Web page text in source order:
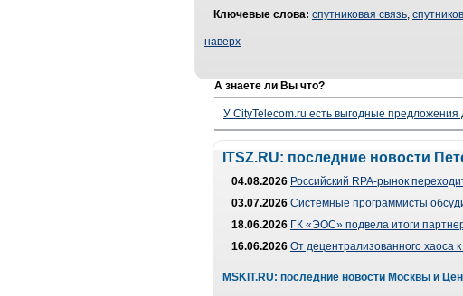
Ключевые слова: спутниковая связь,
наверх
А знаете ли Вы что?
У CityTelecom.ru есть выгодные
ITSZ.RU: последние новости
04.08.2026 Российский RPA-рынок
03.07.2026 Системные программисты
18.06.2026 ГК «ЭОС» подвела итоги
16.06.2026 От децентрализованного хаоса
MSKIT.RU: последние новости Москвы и